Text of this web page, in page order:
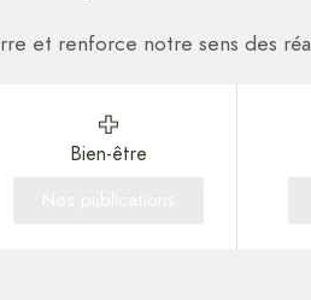
et renforce notre sens des
Bien-être